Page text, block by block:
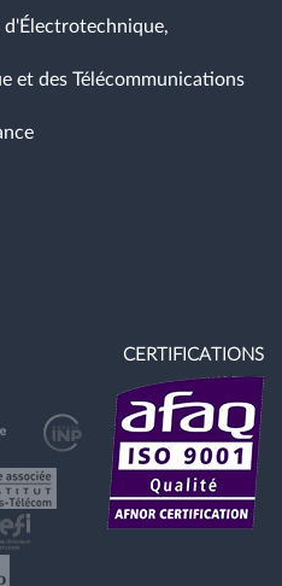
d'Électrotechnique,
et des Télécommunications
CERTIFICATIONS